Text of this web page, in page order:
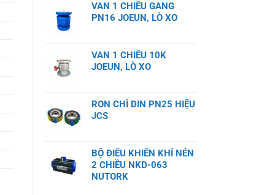
VAN 1 CHIỀU GANG
PN16 JOEUN, LÒ XO
VAN 1 CHIỀU 10K
JOEUN, LÒ XO
RON CHÌ DIN PN25 HIỆU
JCS
BỘ ĐIỀU KHIỂN KHÍ NÉN
2 CHIỀU NKD-063
NUTORK